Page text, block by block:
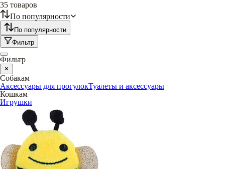
35 товаров
По популярности
По популярности
Фильтр
Фильтр
Собакам
Аксессуары для прогулокТуалеты и аксессуары
Кошкам
Игрушки